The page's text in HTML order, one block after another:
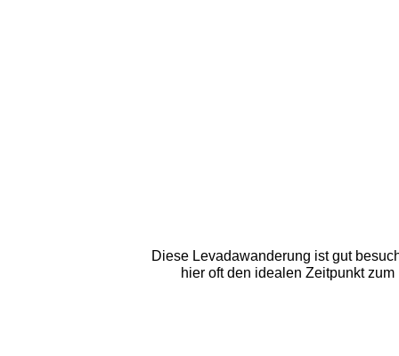
Diese Levadawanderung ist gut
hier oft den idealen Zeitpunkt